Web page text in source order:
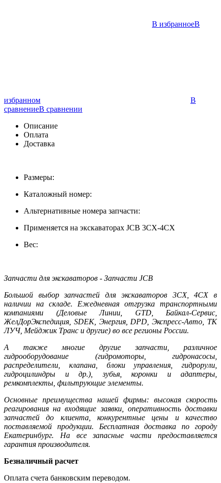
В избранноеВ
избранном
В
сравнениеВ сравнении
Описание
Оплата
Доставка
Размеры:
Каталожный номер:
Альтернативные номера запчасти:
Применяется на экскаваторах JCB 3CX-4CX
Вес:
Запчасти для экскаваторов - Запчасти JCB
Большой выбор запчастей для экскаваторов 3CX, 4CX в
наличии на складе. Ежедневная отгрузка транспортными
компаниями (Деловые Линии, GTD, Байкал-Сервис,
ЖелДорЭкспедиция, SDEK, Энергия, DPD, Экспресс-Авто, ТК
ЛУЧ, Мейджик Транс и другие) во все регионы России.
А также многие другие запчасти, различное
гидрооборудование (гидромоторы, гидронасосы,
распределители, клапана, блоки управления, гидрорули,
гидроцилиндры и др.), зубья, коронки и адаптеры,
ремкомплекты, фильтрующие элементы.
Основные преимущества нашей фирмы: высокая скорость
реагирования на входящие заявки, оперативность доставки
запчастей до клиента, конкурентные цены и качество
поставляемой продукции. Бесплатная доставка по городу
Екатеринбург. На все запасные части предоставляется
гарантия производителя.
Безналичный расчет
Оплата счета банковским переводом.